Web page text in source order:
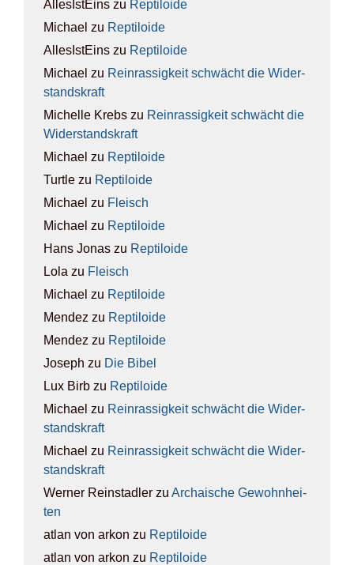
AllesIstEins zu Rep­ti­lo­ide
Michael zu Rep­ti­lo­ide
AllesIstEins zu Rep­ti­lo­ide
Michael zu Rein­ras­sig­keit schwächt die Wider­
stands­kraft
Michelle Krebs zu Rein­ras­sig­keit schwächt die
Wider­stands­kraft
Michael zu Rep­ti­lo­ide
Turtle zu Rep­ti­lo­ide
Michael zu Fleisch
Michael zu Rep­ti­lo­ide
Hans Jonas zu Rep­ti­lo­ide
Lola zu Fleisch
Michael zu Rep­ti­lo­ide
Mendez zu Rep­ti­lo­ide
Mendez zu Rep­ti­lo­ide
Joseph zu Die Bibel
Lux Birb zu Rep­ti­lo­ide
Michael zu Rein­ras­sig­keit schwächt die Wider­
stands­kraft
Michael zu Rein­ras­sig­keit schwächt die Wider­
stands­kraft
Werner Reinstadler zu Archai­sche Gewohn­hei­
ten
atlan von arkon zu Rep­ti­lo­ide
atlan von arkon zu Rep­ti­lo­ide